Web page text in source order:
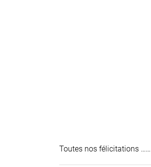
Toutes nos félicitations ……